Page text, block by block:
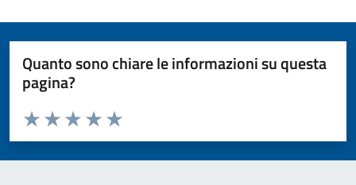
Quanto sono chiare le informazioni su questa
pagina?
Valuta da 1 a 5 stelle la pagina
Valuta 5 stelle su 5
Valuta 4 stelle su 5
Valuta 3 stelle su 5
Valuta 2 stelle su 5
Valuta 1 stelle su 5